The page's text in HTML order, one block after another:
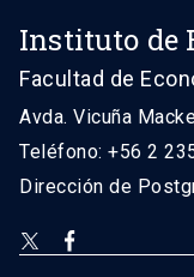
Instituto de
Facultad de
Avda. Vicuña
Teléfono: +56 2
Dirección de